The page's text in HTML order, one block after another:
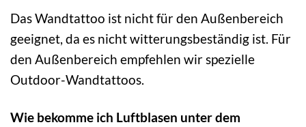
Das Wandtattoo ist nicht für den Außenbereich
geeignet, da es nicht witterungsbeständig ist. Für
den Außenbereich empfehlen wir spezielle
Outdoor-Wandtattoos.
Wie bekomme ich Luftblasen unter dem